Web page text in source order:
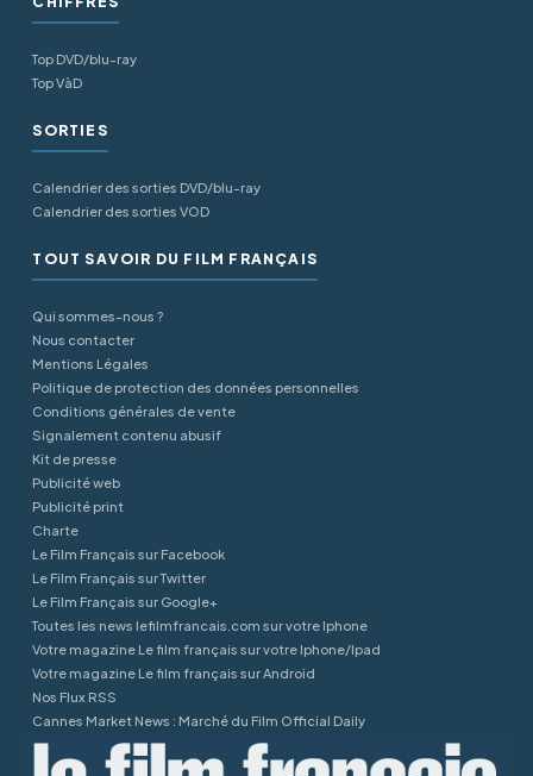
Top DVD/blu-ray
Top VàD
SORTIES
Calendrier des sorties DVD/blu-ray
Calendrier des sorties VOD
TOUT SAVOIR DU FILM FRANÇAIS
Qui sommes-nous ?
Nous contacter
Mentions Légales
Politique de protection des données personnelles
Conditions générales de vente
Signalement contenu abusif
Kit de presse
Publicité web
Publicité print
Charte
Le Film Français sur Facebook
Le Film Français sur Twitter
Le Film Français sur Google+
Toutes les news lefilmfrancais.com sur votre Iphone
Votre magazine Le film français sur votre Iphone/Ipad
Votre magazine Le film français sur Android
Nos Flux RSS
Cannes Market News : Marché du Film Official Daily